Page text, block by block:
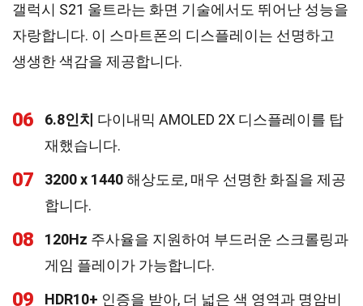
갤럭시 S21 울트라는 화면 기술에서도 뛰어난 성능을
자랑합니다. 이 스마트폰의 디스플레이는 선명하고
생생한 색감을 제공합니다.
06 6.8인치 다이내믹 AMOLED 2X 디스플레이를 탑
재했습니다.
07 3200 x 1440해상도로, 매우 선명한 화질을 제공
합니다.
08 120Hz 주사율을 지원하여 부드러운 스크롤링과
게임 플레이가 가능합니다.
09 HDR10+ 인증을 받아, 더 넓은 색 영역과 명암비